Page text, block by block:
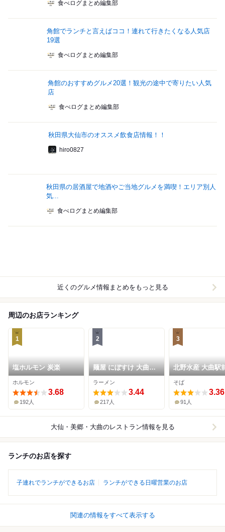
食べログまとめ編集部
角館でランチと言えばココ！連れて行きたくなる人気店
19選
食べログまとめ編集部
角館のおすすめグルメ20選！観光の途中で寄りたい人気
店
食べログまとめ編集部
秋田県大仙市のオススメ飲食店情報！！
hiro0827
秋田県の居酒屋で地酒やご当地グルメを満喫！エリア別人
気...
食べログまとめ編集部
近くのグルメ情報まとめをもっと見る
周辺のお店ランキング
1
塩ホルモン 炭楽
ホルモン
3.68
192人
2
麺屋 にぼすけ 大曲駅
前店
ラーメン
3.44
217人
3
北野水産 大曲駅
そば
3.36
91人
大仙・美郷・大曲のレストラン情報を見る
ランチのお店を探す
子連れでランチができるお店 ランチができる日曜営業のお店
関連の情報をすべて表示する